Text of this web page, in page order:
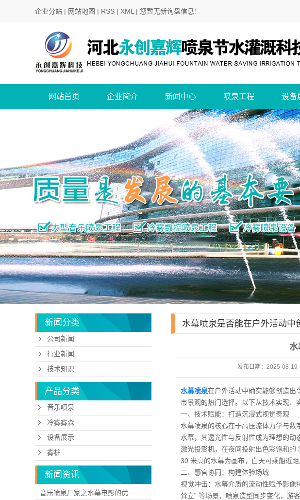
企业分站 | 网站地图 | RSS | XML | 您暂无新询盘信息！
网站首页 企业简介 新闻中心
公司新闻
行业新闻
技术知识
喷泉工程 设备
新闻分类
公司新闻
行业新闻
技术知识
产品分类
音乐喷泉
冷雾雾森
设备展示
雾桩
新闻资讯
音乐喷泉厂家之水幕电影的优...
水幕喷泉是否能在户外活动中
水
发布日期： 2025-08-19
水幕喷泉在户外活动中确实能够创造出
市景观的热门选择。以下从技术实现、
一、技术赋能：打造沉浸式视觉奇观
水幕喷泉的核心在于高压流体力学与
水幕，其透光性与反射性成为理想的
激光投影机，在夜间投射出色彩饱和的
30 米高的水幕为画布，白天可乘船近
二、感官协同：构建体验场域
视觉冲击：水幕介质的流动性赋予影像
耸立” 等场景，喷泉造型同步变化，游